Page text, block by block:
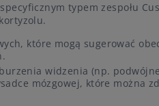
typem zespołu
które mogą sugerować
widzenia (np.
mózgowej, które można